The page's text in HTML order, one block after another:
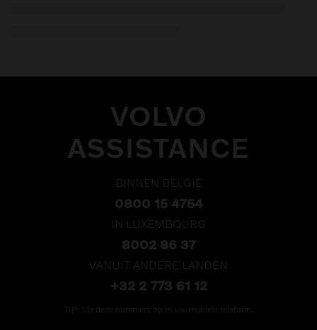
VOLVO
ASSISTANCE
BINNEN BELGIE
0800 15 4754
IN LUXEMBOURG
8002 86 37
VANUIT ANDERE LANDEN
+32 2 773 61 12
TIP: Sla deze nummers op in uw mobiele telefoon.